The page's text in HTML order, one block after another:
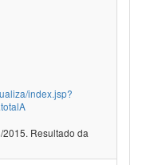
index.jsp?
Resultado da